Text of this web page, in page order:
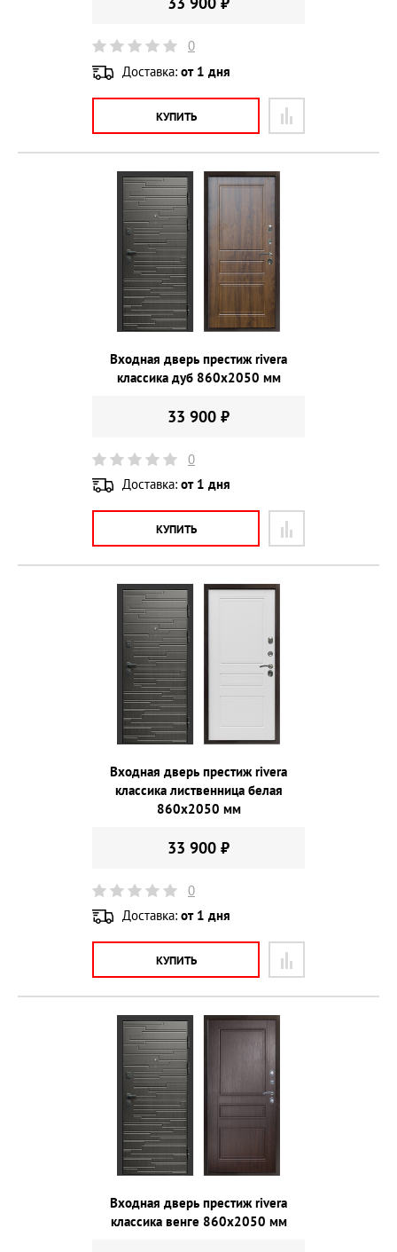
0
Доставка: от 1 дня
КУПИТЬ
Входная дверь престиж rivera
классика дуб 860х2050 мм
33 900 ₽
0
Доставка: от 1 дня
КУПИТЬ
Входная дверь престиж rivera
классика лиственница белая
860х2050 мм
33 900 ₽
0
Доставка: от 1 дня
КУПИТЬ
Входная дверь престиж rivera
классика венге 860х2050 мм